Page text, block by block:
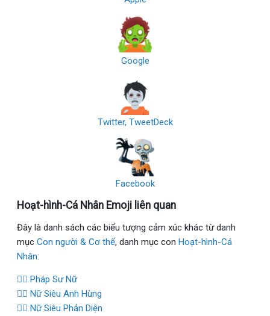
Google
Twitter, TweetDeck
Facebook
Hoạt-hình-Cá Nhân Emoji liên quan
Đây là danh sách các biểu tượng cảm xúc khác từ danh
mục Con người & Cơ thể, danh mục con Hoạt-hình-Cá
Nhân:
🧙‍♀️ Pháp Sư Nữ
🦸‍♀️ Nữ Siêu Anh Hùng
🦹‍♀️ Nữ Siêu Phản Diện